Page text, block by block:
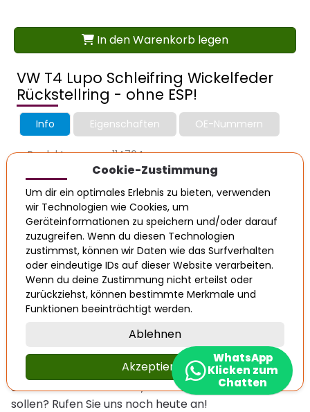
VW T4 Lupo Schleifring Wickelfeder
Rückstellring - ohne ESP!
Info Eigenschaften OE-Nummern
Produktnummer: 114764
Artikelzustand: Gebraucht
Guter gebrauchter Zustand. Einwandfreie Funktion.
In den Warenkorb legen
1 2 3 ... 7
Sonstige
große Auswahl an Original-Gebrauchtteilen für
Ihr Auto. Suchen Sie nach Marke, Modell und Typ
und finden Sie garantiert die passenden Autoteile.
Sie sind sich nicht sicher, welches Teil Sie kaufen
sollen? Rufen Sie uns noch heute an!
WhatsApp
Klicken zum
Chatten
Cookie-Zustimmung
Um dir ein optimales Erlebnis zu bieten, verwenden
wir Technologien wie Cookies, um
Geräteinformationen zu speichern und/oder darauf
zuzugreifen. Wenn du diesen Technologien
zustimmst, können wir Daten wie das Surfverhalten
oder eindeutige IDs auf dieser Website verarbeiten.
Wenn du deine Zustimmung nicht erteilst oder
zurückziehst, können bestimmte Merkmale und
Funktionen beeinträchtigt werden.
Ablehnen
Akzeptieren